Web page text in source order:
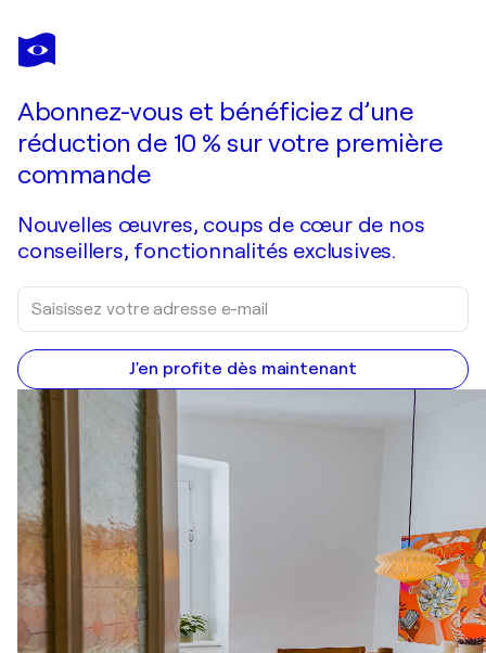
ROBERT TILLBERG
The End
Abonnez-vous et bénéficiez d’une
réduction de 10 % sur votre première
commande
Nouvelles œuvres, coups de cœur de nos
conseillers, fonctionnalités exclusives.
J'en profite dès maintenant